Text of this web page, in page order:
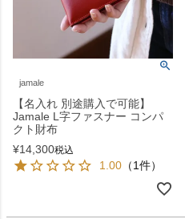
jamale
【名入れ 別途購入で可能】
Jamale L字ファスナー コンパ
クト財布
¥14,300税込
1.00 （1件）